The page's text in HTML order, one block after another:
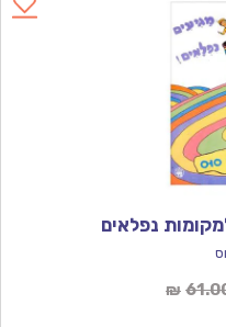
נפלאים
₪